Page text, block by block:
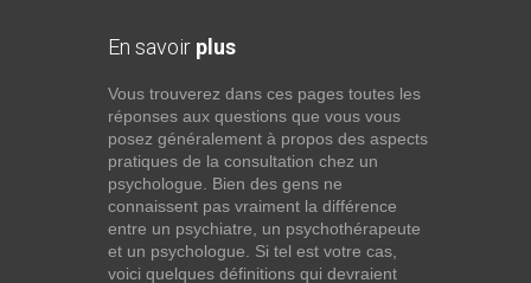
En savoir plus
Vous trouverez dans ces pages toutes les
réponses aux questions que vous vous
posez généralement à propos des aspects
pratiques de la consultation chez un
psychologue. Bien des gens ne
connaissent pas vraiment la différence
entre un psychiatre, un psychothérapeute
et un psychologue. Si tel est votre cas,
voici quelques définitions qui devraient